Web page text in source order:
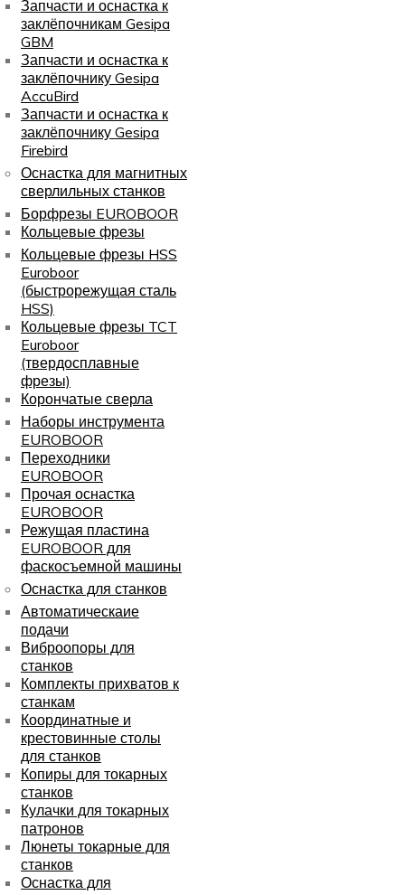
Запчасти и оснастка к
заклёпочникам Gesipa
GBM
Запчасти и оснастка к
заклёпочнику Gesipa
AccuBird
Запчасти и оснастка к
заклёпочнику Gesipa
Firebird
Оснастка для магнитных
сверлильных станков
Борфрезы EUROBOOR
Кольцевые фрезы
Кольцевые фрезы HSS
Euroboor
(быстрорежущая сталь
HSS)
Кольцевые фрезы TCT
Euroboor
(твердосплавные
фрезы)
Корончатые сверла
Наборы инструмента
EUROBOOR
Переходники
EUROBOOR
Прочая оснастка
EUROBOOR
Режущая пластина
EUROBOOR для
фаскосъемной машины
Оснастка для станков
Автоматическаие
подачи
Виброопоры для
станков
Комплекты прихватов к
станкам
Координатные и
крестовинные столы
для станков
Копиры для токарных
станков
Кулачки для токарных
патронов
Люнеты токарные для
станков
Оснастка для